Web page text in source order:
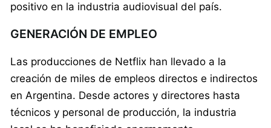
positivo en la industria audiovisual del país.
GENERACIÓN DE EMPLEO
Las producciones de Netflix han llevado a la
creación de miles de empleos directos e indirectos
en Argentina. Desde actores y directores hasta
técnicos y personal de producción, la industria